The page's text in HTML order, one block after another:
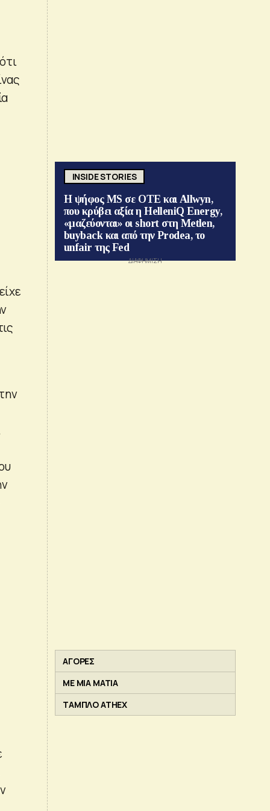
INSIDE STORIES
Η ψήφος MS σε ΟΤΕ και Allwyn,
που κρύβει αξία η HelleniQ Energy,
«μαζεύονται» οι short στη Metlen,
buyback και από την Prodea, το
unfair της Fed
ΑΓΟΡΕΣ
ΜΕ ΜΙΑ ΜΑΤΙΑ
ΤΑΜΠΛΟ ATHEX